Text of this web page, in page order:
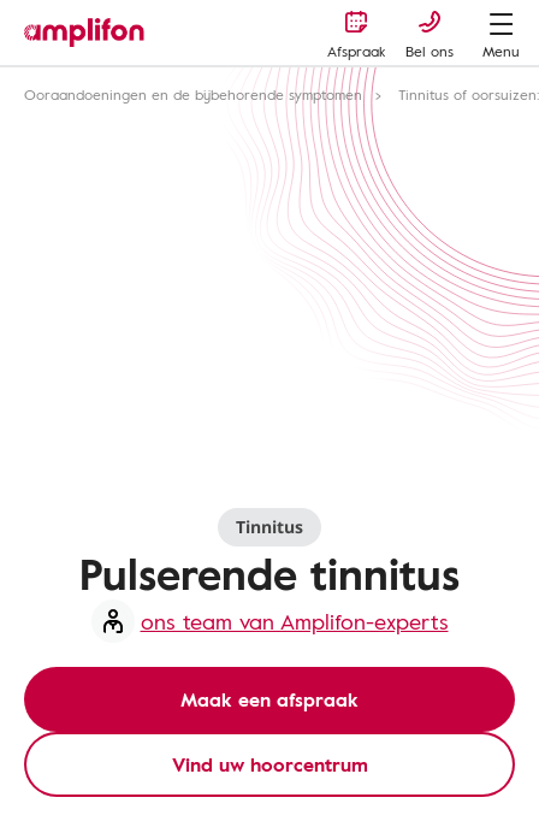
Afspraak Bel ons
Menu
Ooraandoeningen en de bijbehorende symptomen
Tinnitus of
Tinnitus
Pulserende tinnitus
ons team van Amplifon-experts
Maak een afspraak
Vind uw hoorcentrum